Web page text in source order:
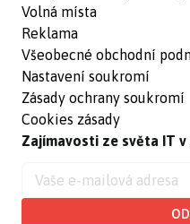
Volná místa
Reklama
Všeobecné obchodní
Nastavení soukromí
Zásady ochrany soukromí
Cookies zásady
Zajímavosti ze světa IT v